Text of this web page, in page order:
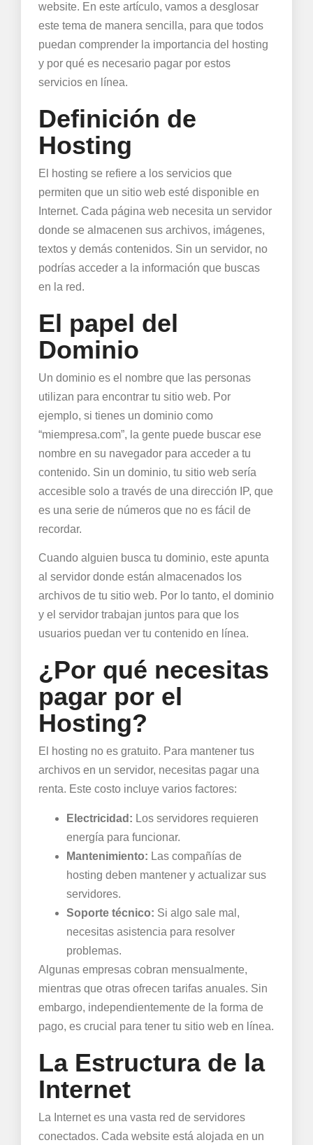
website. En este artículo, vamos a desglosar
este tema de manera sencilla, para que todos
puedan comprender la importancia del hosting
y por qué es necesario pagar por estos
servicios en línea.
Definición de
Hosting
El hosting se refiere a los servicios que
permiten que un sitio web esté disponible en
Internet. Cada página web necesita un servidor
donde se almacenen sus archivos, imágenes,
textos y demás contenidos. Sin un servidor, no
podrías acceder a la información que buscas
en la red.
El papel del
Dominio
Un dominio es el nombre que las personas
utilizan para encontrar tu sitio web. Por
ejemplo, si tienes un dominio como
“miempresa.com”, la gente puede buscar ese
nombre en su navegador para acceder a tu
contenido. Sin un dominio, tu sitio web sería
accesible solo a través de una dirección IP, que
es una serie de números que no es fácil de
recordar.
Cuando alguien busca tu dominio, este apunta
al servidor donde están almacenados los
archivos de tu sitio web. Por lo tanto, el dominio
y el servidor trabajan juntos para que los
usuarios puedan ver tu contenido en línea.
¿Por qué necesitas
pagar por el
Hosting?
El hosting no es gratuito. Para mantener tus
archivos en un servidor, necesitas pagar una
renta. Este costo incluye varios factores:
Electricidad: Los servidores requieren
energía para funcionar.
Mantenimiento: Las compañías de
hosting deben mantener y actualizar sus
servidores.
Soporte técnico: Si algo sale mal,
necesitas asistencia para resolver
problemas.
Algunas empresas cobran mensualmente,
mientras que otras ofrecen tarifas anuales. Sin
embargo, independientemente de la forma de
pago, es crucial para tener tu sitio web en línea.
La Estructura de la
Internet
La Internet es una vasta red de servidores
conectados. Cada website está alojada en un